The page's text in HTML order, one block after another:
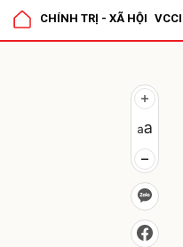
CHÍNH TRỊ - XÃ HỘI VCCI